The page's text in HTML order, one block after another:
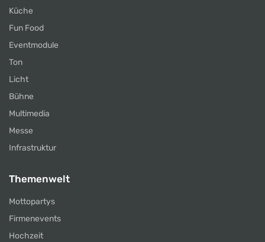
Küche
Fun Food
Eventmodule
Ton
Licht
Bühne
Multimedia
Messe
Infrastruktur
Themenwelt
Mottopartys
Firmenevents
Hochzeit